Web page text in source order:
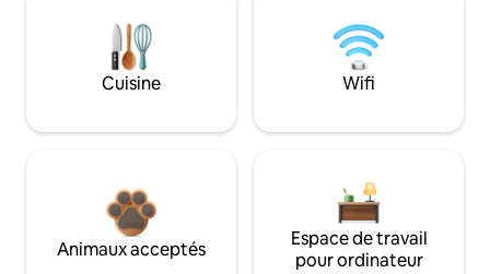
Cuisine Wifi
Animaux acceptés
Espace de travail
pour ordinateur